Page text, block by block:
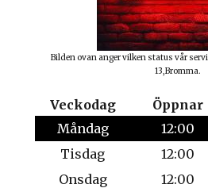
Bilden ovan anger vilken status vår
13,Bromma.
Veckodag Öppnar
Måndag
12:00
Tisdag
12:00
Onsdag
12:00